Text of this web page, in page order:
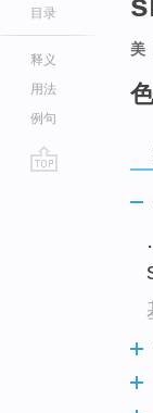
目录
释义
用法
例句
美